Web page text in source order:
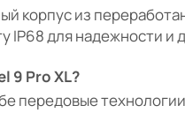
корпус из
IP68 для надежности и
9 Pro XL?
передовые